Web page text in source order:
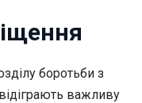
боротьби з
важливу